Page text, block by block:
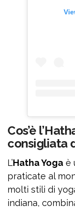
Cos’è
consigliata
L’Hatha Yoga è
praticate al
molti stili di
indiana,